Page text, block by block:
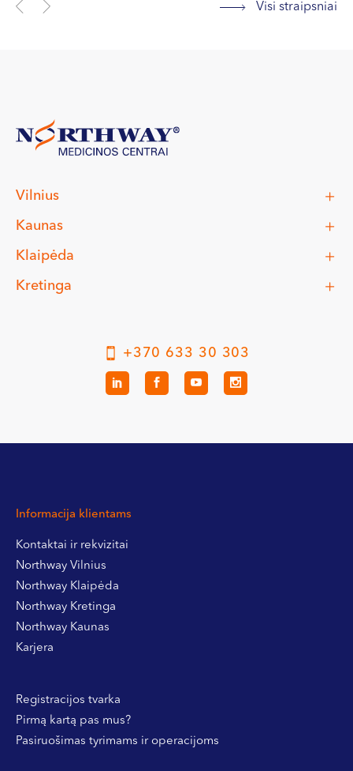
Visi straipsniai
Vilnius
Kaunas
Klaipėda
Kretinga
+370 633 30 303
Informacija klientams
Kontaktai ir rekvizitai
Northway Vilnius
Northway Klaipėda
Northway Kretinga
Northway Kaunas
Karjera
Registracijos tvarka
Pirmą kartą pas mus?
Pasiruošimas tyrimams ir operacijoms